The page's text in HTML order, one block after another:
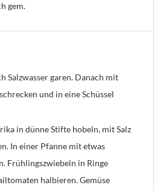
gem.
Salzwasser garen. Danach mit
und in eine Schüssel
in dünne Stifte hobeln, mit Salz
In einer Pfanne mit etwas
Frühlingszwiebeln in Ringe
halbieren. Gemüse